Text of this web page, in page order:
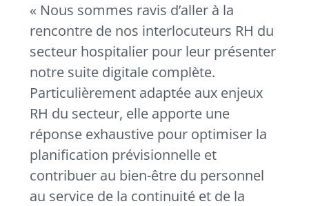
« Nous sommes ravis d’aller à la
rencontre de nos interlocuteurs RH du
secteur hospitalier pour leur présenter
notre suite digitale complète.
Particulièrement adaptée aux enjeux
RH du secteur, elle apporte une
réponse exhaustive pour optimiser la
planification prévisionnelle et
contribuer au bien-être du personnel
au service de la continuité et de la